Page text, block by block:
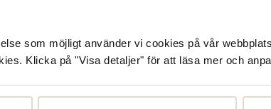
som möjligt använder vi cookies på vår
Klicka på "Visa detaljer" för att läsa mer och